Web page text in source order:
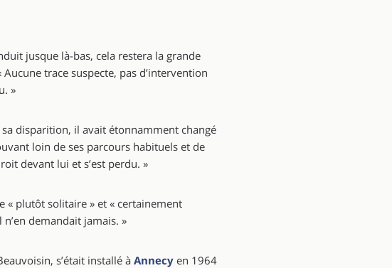
jusque là-bas, cela restera la grande
trace suspecte, pas d’intervention
»
disparition, il avait étonnamment changé
loin de ses parcours habituels et de
devant lui et s’est perdu. »
« plutôt solitaire » et « certainement
demandait jamais. »
s’était installé à Annecy en 1964